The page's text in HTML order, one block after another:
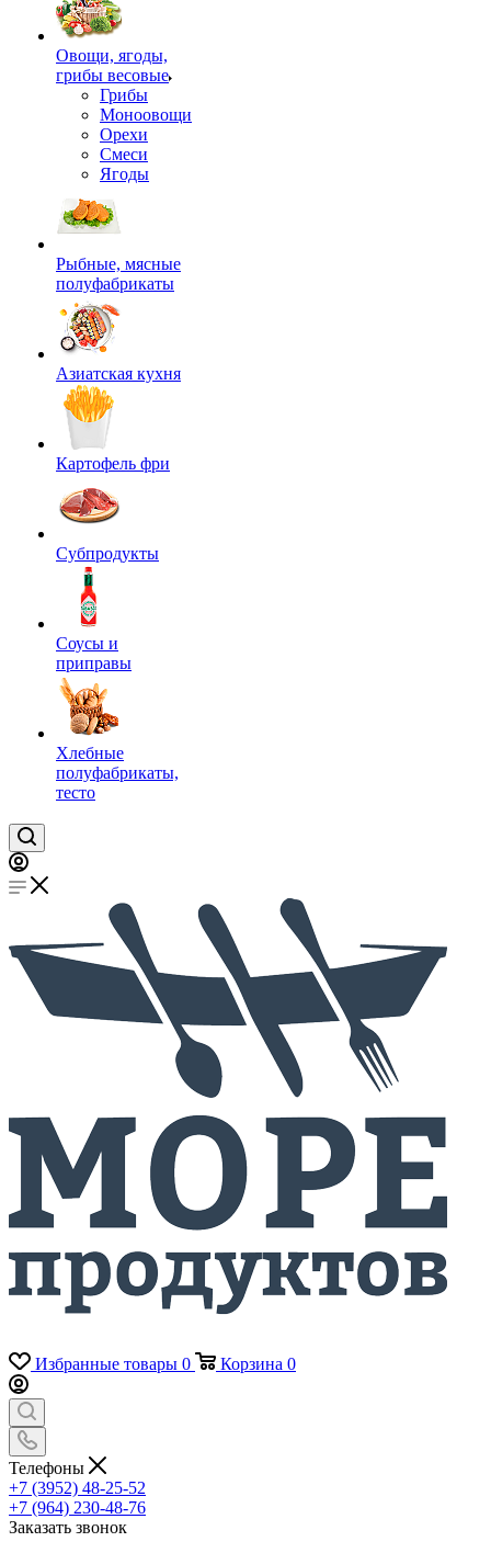
Овощи, ягоды,
грибы весовые
Грибы
Моноовощи
Орехи
Смеси
Ягоды
Рыбные, мясные
полуфабрикаты
Азиатская кухня
Картофель фри
Субпродукты
Соусы и
приправы
Хлебные
полуфабрикаты,
тесто
Избранные товары 0 Корзина 0
Телефоны
+7 (3952) 48-25-52
+7 (964) 230-48-76
Заказать звонок